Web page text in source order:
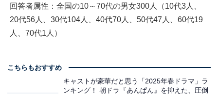
回答者属性：全国の10～70代の男女300人（10代3人、
20代56人、30代104人、40代70人、50代47人、60代19
人、70代1人）
こちらもおすすめ
キャストが豪華だと思う「2025年春ドラマ」ラ
ンキング！ 朝ドラ『あんぱん』を抑えた、圧倒